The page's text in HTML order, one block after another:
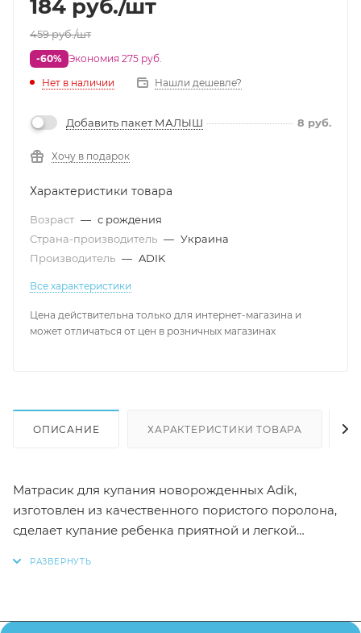
184 руб./шт
459руб./шт
-60% Экономия 275 руб.
Нет в наличии
Нашли дешевле?
Добавить пакет МАЛЫШ 8 руб.
Хочу в подарок
Характеристики товара
Возраст — с рождения
Страна-производитель — Украина
Производитель — ADIK
Все характеристики
Цена действительна только для интернет-магазина и
может отличаться от цен в розничных магазинах
ОПИСАНИЕ ХАРАКТЕРИСТИКИ ТОВАРА
Матрасик для купания новорожденных Adik,
изготовлен из качественного пористого поролона,
сделает купание ребенка приятной и легкой